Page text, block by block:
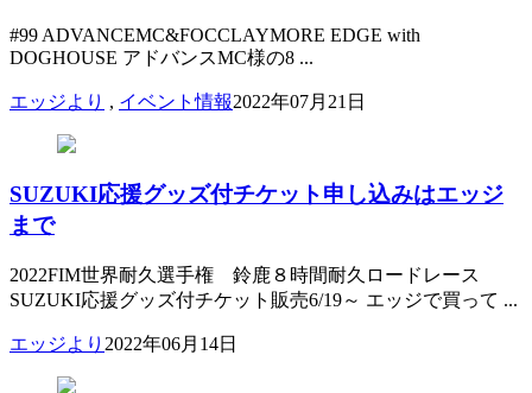
#99 ADVANCEMC&FOCCLAYMORE EDGE with
DOGHOUSE アドバンスMC様の8 ...
エッジより , イベント情報2022年07月21日
SUZUKI応援グッズ付チケット申し込みはエッジ
まで
2022FIM世界耐久選手権 鈴鹿８時間耐久ロードレース
SUZUKI応援グッズ付チケット販売6/19～ エッジで買って ...
エッジより 2022年06月14日